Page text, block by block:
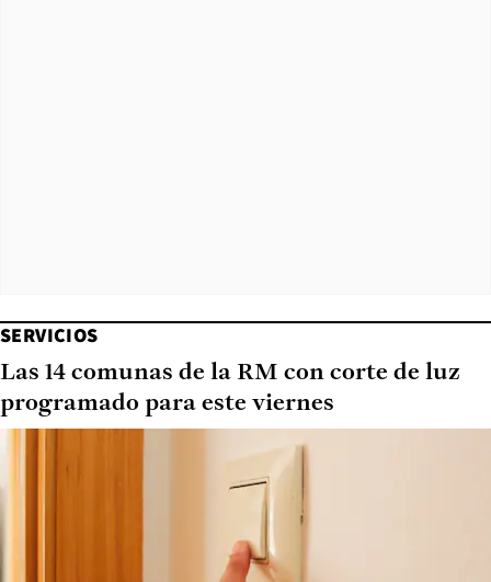
SERVICIOS
Las 14 comunas de la RM con corte de luz
programado para este viernes